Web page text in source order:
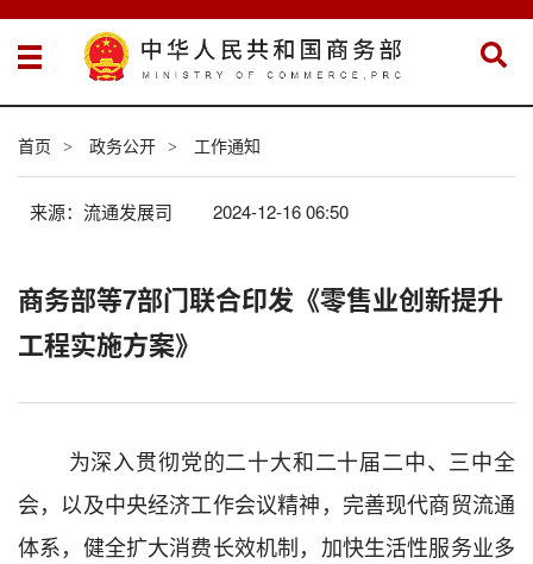
首页 > 政务公开 > 工作通知
来源：流通发展司 2024-12-16 06:50
商务部等7部门联合印发《零售业创新提升
工程实施方案》
为深入贯彻党的二十大和二十届二中、三中全
会，以及中央经济工作会议精神， 完善现代商贸流通
体系，健全扩大消费长效机制，加快生活性服务业多